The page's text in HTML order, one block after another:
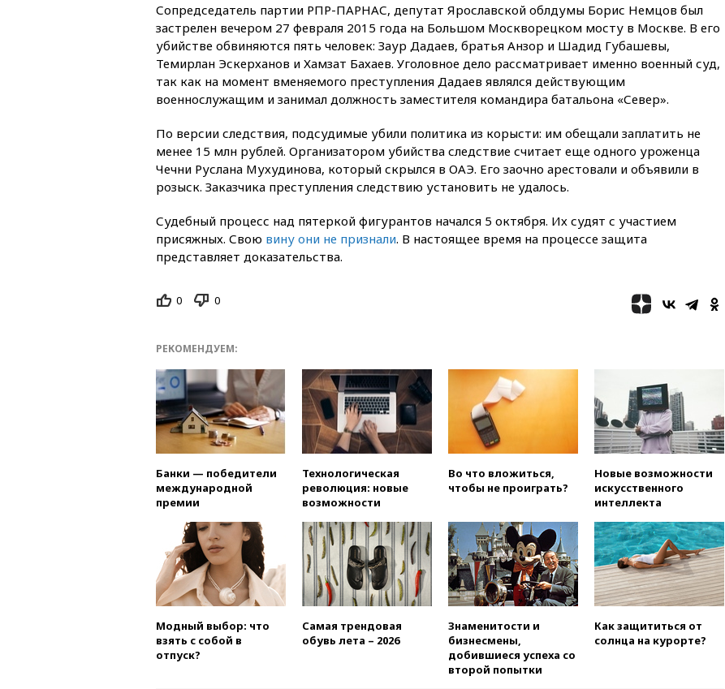
вчера, 22:49Минпромторг:
банкротство «Кванта» не
означает прекращения
производства телевизоров в
РФ
Семь грузовых
Оренбургской области
Минфин: в июле
выросли нефтегазовые
доходы российского бюджета
вчера, 22:15 Аксаков: ЦБ
согласовал первый стандарт
исламского банкинга
подтвердили, что конкурс
пройдет в Саудовской Аравии
развития театрального
искусства до 2035 года
вчера, 21:21
Правительство
РФ разрешило продажу
бензина старых
экологических классов
вчера, 21:15Путин обсудил с
Машковым 150-летие Союза
театральных деятелей
вчера, 20:47Newsweek:
«взрывная» диарея охватила
47 из 50 штатов США
вчера, 20:35ПВО за 12 часов
сбила 200 украинских
вчера, 20:20 Третий комплект
золотых медалей выиграли на
Сопредседатель партии РПР-ПАРНАС, депутат Ярославской облдумы Борис Немцов был
застрелен вечером 27 февраля 2015 года на Большом Москворецком мосту в Москве. В его
убийстве обвиняются пять человек: Заур Дадаев, братья Анзор и Шадид Губашевы,
Темирлан Эскерханов и Хамзат Бахаев. Уголовное дело рассматривает именно военный суд,
так как на момент вменяемого преступления Дадаев являлся действующим
военнослужащим и занимал должность заместителя командира батальона «Север».
По версии следствия, подсудимые убили политика из корысти: им обещали заплатить не
менее 15 млн рублей. Организатором убийства следствие считает еще одного уроженца
Чечни Руслана Мухудинова, который скрылся в ОАЭ. Его заочно арестовали и объявили в
розыск. Заказчика преступления следствию установить не удалось.
Судебный процесс над пятеркой фигурантов начался 5 октября. Их судят с участием
присяжных. Свою вину они не признали. В настоящее время на процессе защита
представляет доказательства.
0 0
РЕКОМЕНДУЕМ:
Банки — победители
международной
премии
Технологическая
революция: новые
возможности
Во что вложиться,
чтобы не проиграть?
Новые возможности
искусственного
интеллекта
Модный выбор: что
взять с собой в
отпуск?
Самая трендовая
обувь лета – 2026
Знаменитости и
бизнесмены,
добившиеся успеха со
второй попытки
Как защититься от
солнца на курорте?